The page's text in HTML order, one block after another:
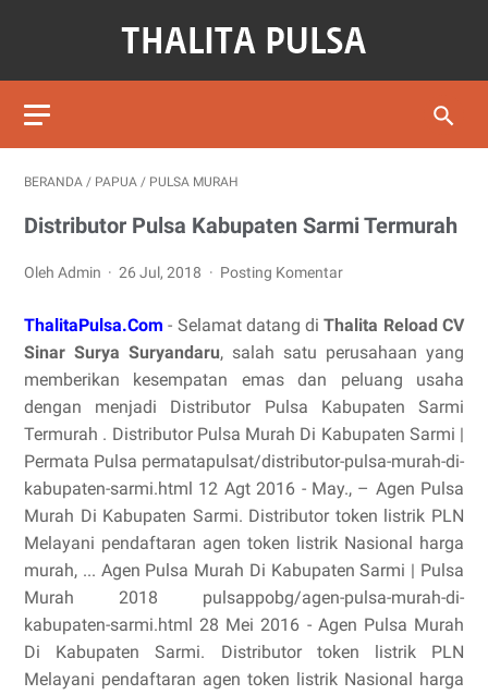
BERANDA / PAPUA / PULSA MURAH
Distributor Pulsa Kabupaten Sarmi Termurah
Oleh Admin 26 Jul, 2018 Posting Komentar
ThalitaPulsa.Com - Selamat datang diThalita Reload CV
Sinar Surya Suryandaru, salah satu perusahaan yang
memberikan kesempatan emas dan peluang usaha
dengan menjadi Distributor Pulsa Kabupaten Sarmi
Termurah . Distributor Pulsa Murah Di Kabupaten Sarmi |
Permata Pulsa permatapulsat/distributor-pulsa-murah-di-
kabupaten-sarmi.html 12 Agt 2016 - May., – Agen Pulsa
Murah Di Kabupaten Sarmi. Distributor token listrik PLN
Melayani pendaftaran agen token listrik Nasional harga
murah, ... Agen Pulsa Murah Di Kabupaten Sarmi | Pulsa
Murah 2018 pulsappobg/agen-pulsa-murah-di-
kabupaten-sarmi.html 28 Mei 2016 - Agen Pulsa Murah
Di Kabupaten Sarmi. Distributor token listrik PLN
Melayani pendaftaran agen token listrik Nasional harga